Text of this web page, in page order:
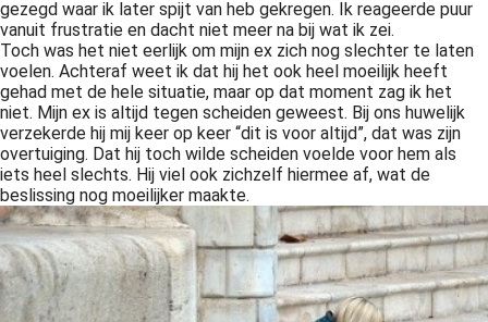
gezegd waar ik later spijt van heb gekregen. Ik reageerde puur
vanuit frustratie en dacht niet meer na bij wat ik zei.
Toch was het niet eerlijk om mijn ex zich nog slechter te laten
voelen. Achteraf weet ik dat hij het ook heel moeilijk heeft
gehad met de hele situatie, maar op dat moment zag ik het
niet. Mijn ex is altijd tegen scheiden geweest. Bij ons huwelijk
verzekerde hij mij keer op keer “dit is voor altijd”, dat was zijn
overtuiging. Dat hij toch wilde scheiden voelde voor hem als
iets heel slechts. Hij viel ook zichzelf hiermee af, wat de
beslissing nog moeilijker maakte.